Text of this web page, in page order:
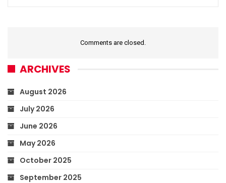
Comments are closed.
ARCHIVES
August 2026
July 2026
June 2026
May 2026
October 2025
September 2025